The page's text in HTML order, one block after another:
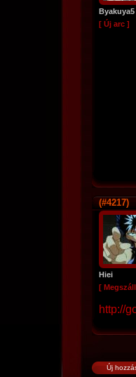
Byakuya5
[ Új arc ]
(#4217)
Hiei
[
http://